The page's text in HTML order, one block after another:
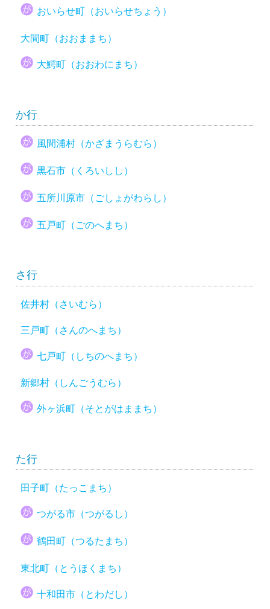
おいらせ町（おいらせちょう）
大間町（おおままち）
大鰐町（おおわにまち）
か行
風間浦村（かざまうらむら）
黒石市（くろいしし）
五所川原市（ごしょがわらし）
五戸町（ごのへまち）
さ行
佐井村（さいむら）
三戸町（さんのへまち）
七戸町（しちのへまち）
新郷村（しんごうむら）
外ヶ浜町（そとがはままち）
た行
田子町（たっこまち）
つがる市（つがるし）
鶴田町（つるたまち）
東北町（とうほくまち）
十和田市（とわだし）